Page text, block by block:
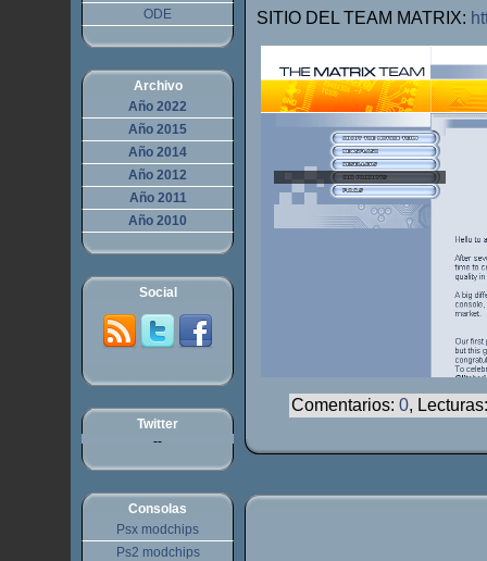
SITIO DEL TEAM MATRIX:
Comentarios: 0,
ODE
Archivo
Año 2022
Año 2015
Año 2014
Año 2012
Año 2011
Año 2010
Social
Twitter
--
Consolas
Psx modchips
Ps2 modchips